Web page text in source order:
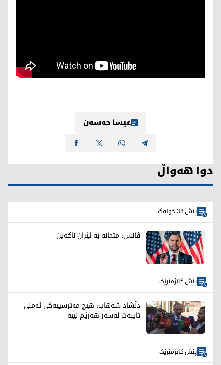
عیسا حەسەن
دوا هەواڵ
پێش 38 خولەک
ڤانس: متمانە بە ئێران ناکەین
پێش کاتژمێرێک
دڵشاد شەهاب: هیچ مەترسییەکی ئەمنی
تایبەت لەسەر هەرێم نییە
پێش کاتژمێرێک